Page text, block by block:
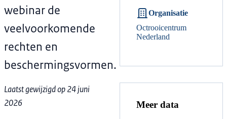
webinar de
veelvoorkomende
rechten en
beschermingsvormen.
Laatst gewijzigd op 24 juni
2026
Organisatie
Octrooicentrum
Nederland
Meer data